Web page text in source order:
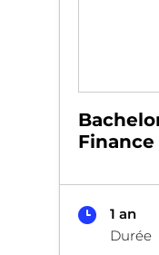
Finance
1 an
Durée